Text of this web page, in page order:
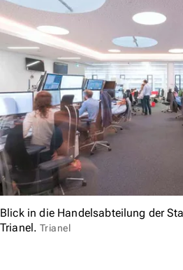
Blick in die Handelsabteilung der
Trianel. Trianel